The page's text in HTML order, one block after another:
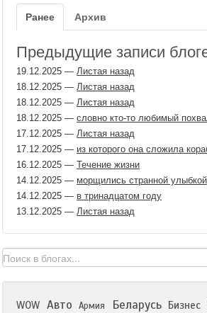
Ранее Архив
Предыдущие записи
19.12.2025 — Листая назад
18.12.2025 — Листая назад
18.12.2025 — Листая назад
18.12.2025 — словно кто-то любимый
17.12.2025 — Листая назад
17.12.2025 — из которого она сложила
16.12.2025 — Течение жизни
14.12.2025 — морщились странной улыбкой
14.12.2025 — в тринадцатом году
13.12.2025 — Листая назад
WOW Авто Армия Беларусь Бизнес